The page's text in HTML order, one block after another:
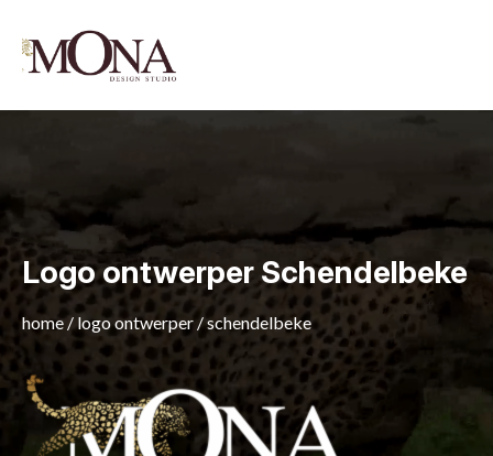
Logo ontwerper Schendelbeke
home/ logo ontwerper /schendelbeke